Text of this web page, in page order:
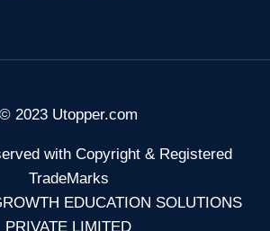
© 2023 Utopper.com
with Copyright & Registered
TradeMarks
EDUCATION SOLUTIONS
PRIVATE LIMITED